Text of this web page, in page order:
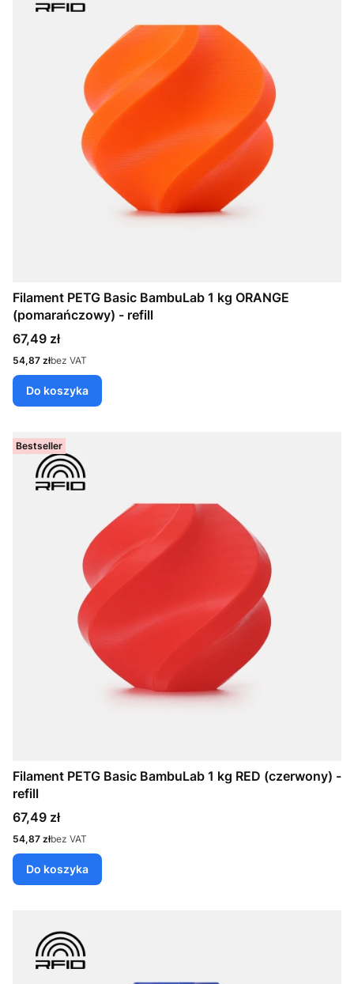
Filament PETG Basic BambuLab 1 kg ORANGE
(pomarańczowy) - refill
Cena
67,49 zł
Cena
54,87 złbez VAT
Do koszyka
Bestseller
Filament PETG Basic BambuLab 1 kg RED (czerwony) -
refill
Cena
67,49 zł
Cena
54,87 złbez VAT
Do koszyka